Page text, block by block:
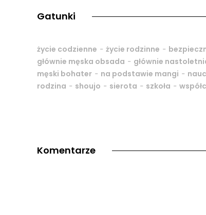
Gatunki
życie codzienne - życie rodzinne -
głównie męska obsada - głównie
męski bohater - na podstawie mangi -
rodzina - shoujo - sierota - szkoła -
Komentarze